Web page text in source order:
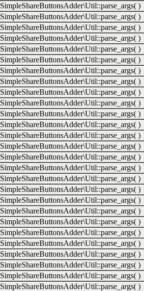
SimpleShareButtonsAdder\Util::parse_args( )
SimpleShareButtonsAdder\Util::parse_args( )
SimpleShareButtonsAdder\Util::parse_args( )
SimpleShareButtonsAdder\Util::parse_args( )
SimpleShareButtonsAdder\Util::parse_args( )
SimpleShareButtonsAdder\Util::parse_args( )
SimpleShareButtonsAdder\Util::parse_args( )
SimpleShareButtonsAdder\Util::parse_args( )
SimpleShareButtonsAdder\Util::parse_args( )
SimpleShareButtonsAdder\Util::parse_args( )
SimpleShareButtonsAdder\Util::parse_args( )
SimpleShareButtonsAdder\Util::parse_args( )
SimpleShareButtonsAdder\Util::parse_args( )
SimpleShareButtonsAdder\Util::parse_args( )
SimpleShareButtonsAdder\Util::parse_args( )
SimpleShareButtonsAdder\Util::parse_args( )
SimpleShareButtonsAdder\Util::parse_args( )
SimpleShareButtonsAdder\Util::parse_args( )
SimpleShareButtonsAdder\Util::parse_args( )
SimpleShareButtonsAdder\Util::parse_args( )
SimpleShareButtonsAdder\Util::parse_args( )
SimpleShareButtonsAdder\Util::parse_args( )
SimpleShareButtonsAdder\Util::parse_args( )
SimpleShareButtonsAdder\Util::parse_args( )
SimpleShareButtonsAdder\Util::parse_args( )
SimpleShareButtonsAdder\Util::parse_args( )
SimpleShareButtonsAdder\Util::parse_args( )